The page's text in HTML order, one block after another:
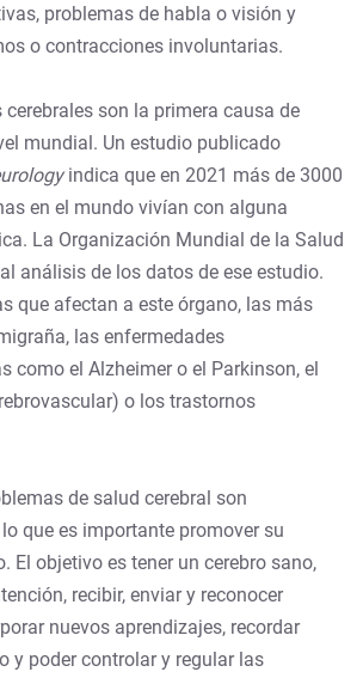
problemas de habla o visión y
o contracciones involuntarias.
cerebrales son la primera causa de
mundial. Un estudio publicado
indica que en 2021 más de 3000
en el mundo vivían con alguna
La Organización Mundial de la Salud
análisis de los datos de ese estudio.
que afectan a este órgano, las más
las enfermedades
como el Alzheimer o el Parkinson, el
o los trastornos
de salud cerebral son
que es importante promover su
El objetivo es tener un cerebro sano,
recibir, enviar y reconocer
nuevos aprendizajes, recordar
y poder controlar y regular las